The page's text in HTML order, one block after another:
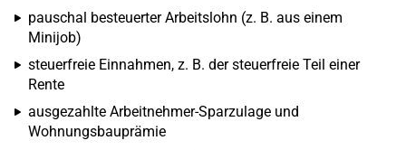
pauschal besteuerter Arbeitslohn (z. B. aus einem
Minijob)
steuerfreie Einnahmen, z. B. der steuerfreie Teil einer
Rente
ausgezahlte Arbeitnehmer-Sparzulage und
Wohnungsbauprämie